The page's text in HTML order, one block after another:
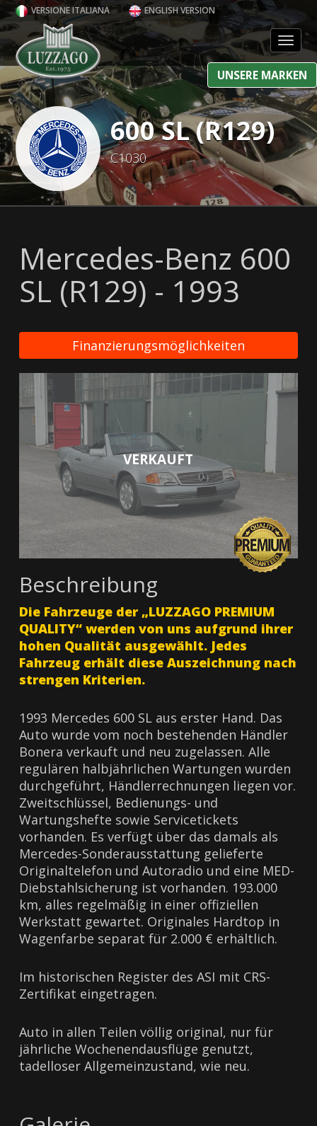
VERSIONE ITALIANA ENGLISH VERSION
UNSERE MARKEN
600 SL (R129)
C1030
Mercedes-Benz 600
SL (R129) - 1993
Finanzierungsmöglichkeiten
VERKAUFT
Beschreibung
Die Fahrzeuge der „LUZZAGO PREMIUM
QUALITY“ werden von uns aufgrund ihrer
hohen Qualität ausgewählt. Jedes
Fahrzeug erhält diese Auszeichnung nach
strengen Kriterien.
1993 Mercedes 600 SL aus erster Hand. Das
Auto wurde vom noch bestehenden Händler
Bonera verkauft und neu zugelassen. Alle
regulären halbjährlichen Wartungen wurden
durchgeführt, Händlerrechnungen liegen vor.
Zweitschlüssel, Bedienungs- und
Wartungshefte sowie Servicetickets
vorhanden. Es verfügt über das damals als
Mercedes-Sonderausstattung gelieferte
Originaltelefon und Autoradio und eine MED-
Diebstahlsicherung ist vorhanden. 193.000
km, alles regelmäßig in einer offiziellen
Werkstatt gewartet. Originales Hardtop in
Wagenfarbe separat für 2.000 € erhältlich.
Im historischen Register des ASI mit CRS-
Zertifikat eingetragen.
Auto in allen Teilen völlig original, nur für
jährliche Wochenendausflüge genutzt,
tadelloser Allgemeinzustand, wie neu.